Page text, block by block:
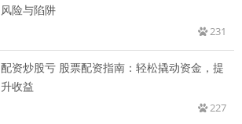
风险与陷阱
231
配资炒股亏 股票配资指南：轻松撬动资金，提
升收益
227